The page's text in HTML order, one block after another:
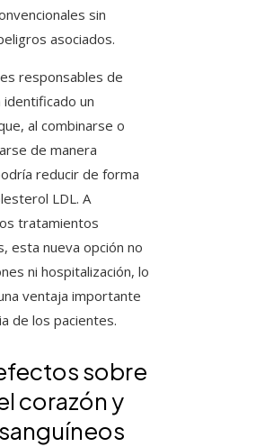
sin
asociados.
responsables de
un
al combinarse o
de manera
reducir de forma
LDL. A
tratamientos
esta nueva opción no
ni hospitalización, lo
ventaja importante
de los pacientes.
sobre
corazón y